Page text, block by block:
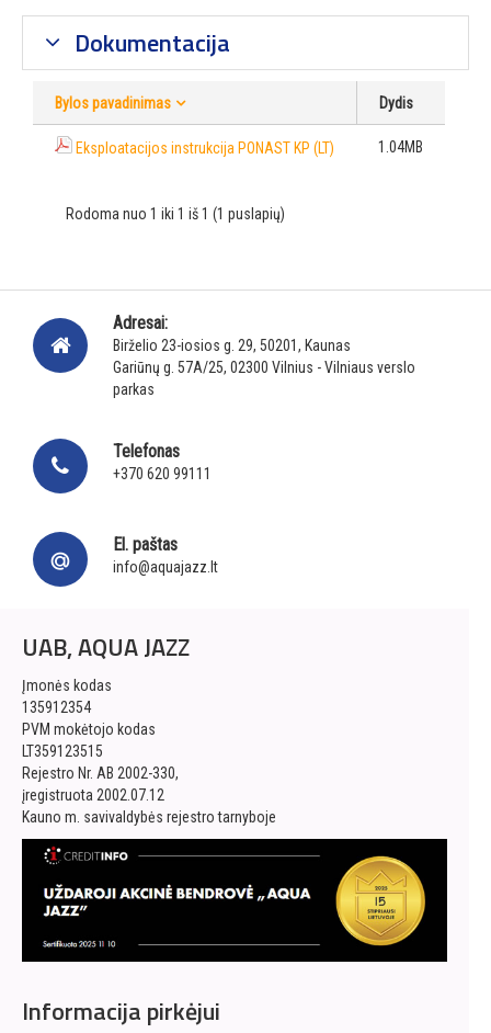
Dokumentacija
Bylos pavadinimas Dydis
Eksploatacijos instrukcija PONAST KP (LT) 1.04MB
Rodoma nuo 1 iki 1 iš 1 (1 puslapių)
Adresai:
Birželio 23-iosios g. 29, 50201, Kaunas
Gariūnų g. 57A/25, 02300 Vilnius - Vilniaus verslo
parkas
Telefonas
+370 620 99111
El. paštas
info@aquajazz.lt
UAB, AQUA JAZZ
Įmonės kodas
135912354
PVM mokėtojo kodas
LT359123515
Rejestro Nr. AB 2002-330,
įregistruota 2002.07.12
Kauno m. savivaldybės rejestro tarnyboje
Informacija pirkėjui